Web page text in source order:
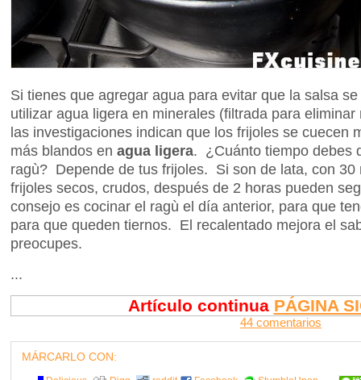
Si tienes que agregar agua para evitar que la salsa
utilizar agua ligera en minerales (filtrada para
las investigaciones indican que los frijoles se cuecen
más blandos en agua ligera. ¿Cuánto tiempo debes
ragù? Depende de tus frijoles. Si son de lata, con
frijoles secos, crudos, después de 2 horas pueden
consejo es cocinar el ragù el día anterior, para que
para que queden tiernos. El recalentado mejora el
preocupes.
...
Artículo continua PÁGINA
44 comentarios
MÁRCARLO CON: